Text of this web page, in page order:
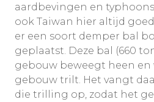
aardbevingen en
ook Taiwan hier altijd
er een soort demper bal
geplaatst. Deze bal (660
gebouw beweegt heen en
gebouw trilt. Het vangt
die trilling op, zodat het